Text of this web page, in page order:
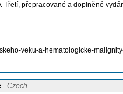
Třetí, přepracované a doplněné
veku-a-hematologicke-
- Czech